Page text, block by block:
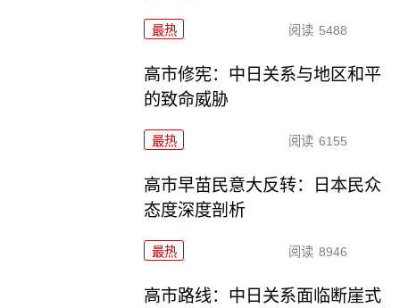
最热 阅读 5488
高市修宪：中日关系与地区和平
的致命威胁
最热 阅读 6155
高市早苗民意大反转：日本民众
态度深度剖析
最热 阅读 8946
高市路线：中日关系面临断崖式